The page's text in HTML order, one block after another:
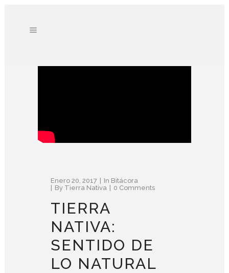
Enero 20, 2017 In Bitácora
By Tierra Nativa 0 Comments
TIERRA
NATIVA:
SENTIDO DE
LO NATURAL